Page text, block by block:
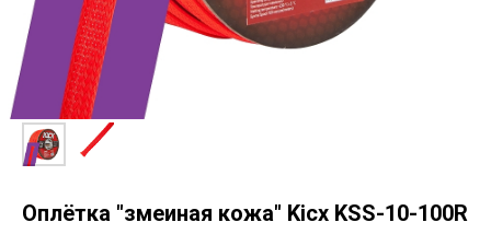
Оплётка "змеиная кожа" Kicx KSS-10-100R